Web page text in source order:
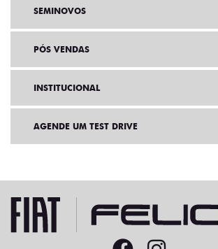
SEMINOVOS
PÓS VENDAS
INSTITUCIONAL
AGENDE UM TEST DRIVE